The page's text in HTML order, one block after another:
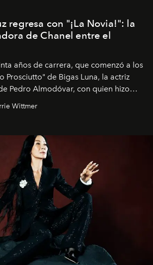
regresa con "¡La Novia!": la
de Chanel entre el
años de carrera, que comenzó a los
Prosciutto" de Bigas Luna, la actriz
Pedro Almodóvar, con quien hizo
su tiempo entre Europa y
Gyllenhaal.
Wittmer